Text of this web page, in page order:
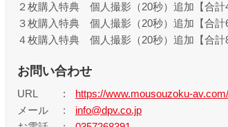
２枚購入特典 個人撮影（20秒）追加【合
３枚購入特典 個人撮影（20秒）追加【合
４枚購入特典 個人撮影（20秒）追加【合
お問い合わせ
URL
https://www.mousouzoku-
メール
info@dpv.co.jp